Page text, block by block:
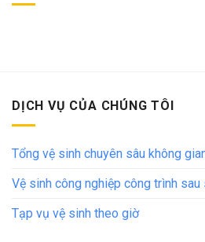
DỊCH VỤ CỦA CHÚNG TÔI
Tổng vệ sinh chuyên sâu không
Vệ sinh công nghiệp công trình
Tạp vụ vệ sinh theo giờ